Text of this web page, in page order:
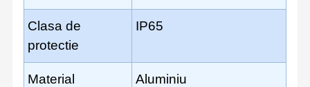
Clasa de
protectie
IP65
Material Aluminiu